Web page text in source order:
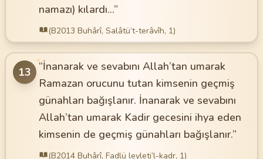
namazı) kılardı...”
(B2013 Buhârî, Salâtü’t-terâvîh, 1)
13
✦“İnanarak ve sevabını Allah’tan umarak
Ramazan orucunu tutan kimsenin geçmiş
günahları bağışlanır. İnanarak ve sevabını
Allah’tan umarak Kadir gecesini ihya eden
kimsenin de geçmiş günahları bağışlanır.”
(B2014 Buhârî, Fadlü leyleti’l-kadr, 1)